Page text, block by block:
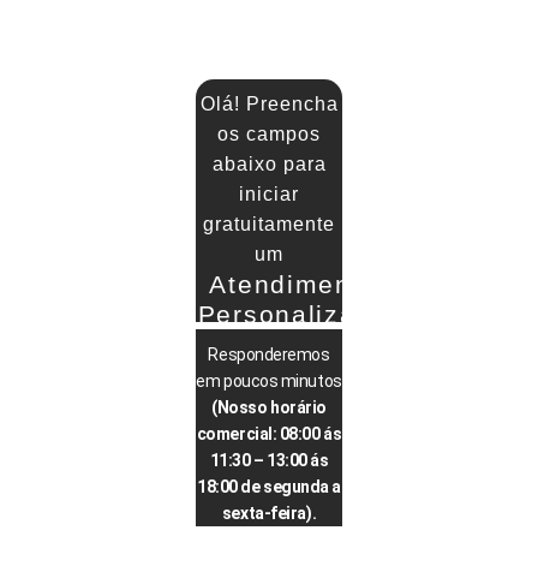
Olá! Preencha
os campos
abaixo para
iniciar
gratuitamente
um
Atendimento
Personalizado
Responderemos
em poucos minutos
(Nosso horário
comercial: 08:00 ás
11:30 – 13:00 ás
18:00 de segunda a
sexta-feira).